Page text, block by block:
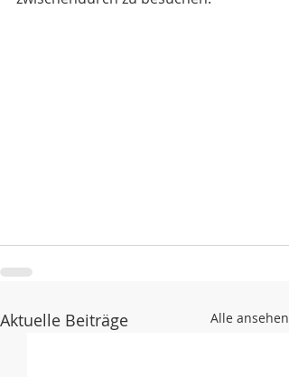
Aktuelle Beiträge Alle ansehen